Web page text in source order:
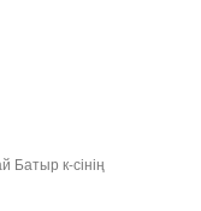
Батыр к-сінің